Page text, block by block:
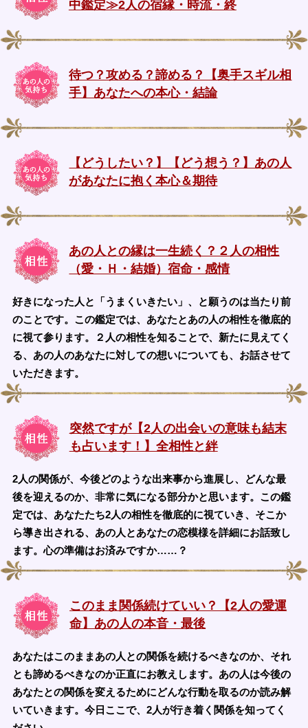
中鑑定≫2人の宿縁・時流・終
待つ？攻める？諦める？【奥手スギル相
手】あなたへの本心・結論
【どうしたい？】【どう想う？】あの人
があなたに抱く本心＆期待
あの人との縁は一生続く？２人の相性
（愛・Ｈ・結婚）宿命・感情
好きになった人と「うまくいきたい」、と願うのは当たり前
のことです。この鑑定では、あなたとあの人の相性を徹底的
に視て参ります。２人の相性を知ることで、新たに見えてく
る、あの人のあなたに対しての想いについても、お話させて
いただきます。
突然ですが【2人の出会いの意味も結末
も占います！】全相性と絆
2人の関係が、今後どのような出来事から進展し、どんな最
後を迎えるのか、非常に気になる部分かと思います。この鑑
定では、あなたたち2人の相性を徹底的に視ていき、そこか
ら導き出される、あの人とあなたの恋模様を詳細にお話致し
ます。心の準備はお済みですか……？
このまま関係続けていい？【2人の愛運
命】あの人の本音・最後
あなたはこのままあの人との関係を続けるべきなのか、それ
とも諦めるべきなのか正直にお教えします。あの人は今後の
あなたとの関係を変えるためにどんな行動を取るのか読み解
いていきます。今日ここで、2人が行き着く関係を知ってく